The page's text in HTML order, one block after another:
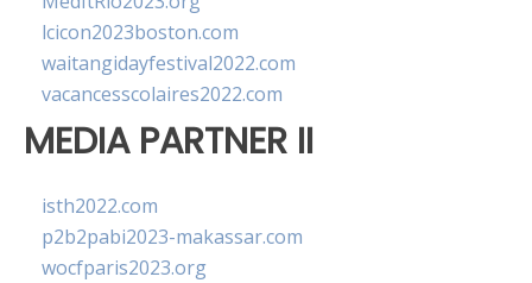
lcicon2023boston.com
waitangidayfestival2022.com
vacancesscolaires2022.com
MEDIA PARTNER II
isth2022.com
p2b2pabi2023-makassar.com
wocfparis2023.org